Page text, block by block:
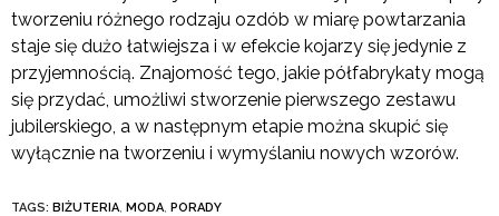
tworzeniu różnego rodzaju ozdób w miarę powtarzania
staje się dużo łatwiejsza i w efekcie kojarzy się jedynie z
przyjemnością. Znajomość tego, jakie półfabrykaty mogą
się przydać, umożliwi stworzenie pierwszego zestawu
jubilerskiego, a w następnym etapie można skupić się
wyłącznie na tworzeniu i wymyślaniu nowych wzorów.
TAGS: BIŻUTERIA, MODA, PORADY